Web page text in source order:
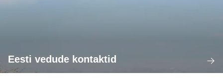
Eesti vedude kontaktid